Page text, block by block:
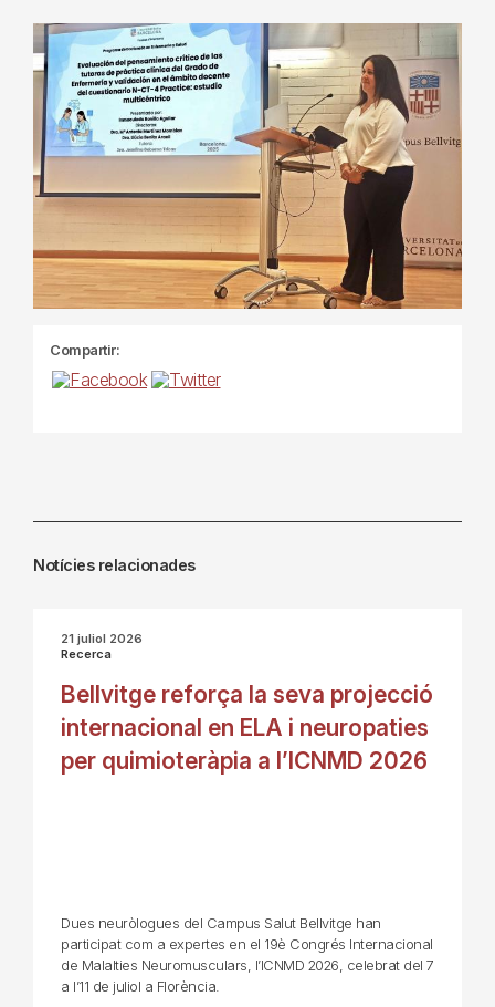
Compartir:
Notícies relacionades
21 juliol 2026
Recerca
Bellvitge reforça la seva projecció
internacional en ELA i neuropaties
per quimioteràpia a l’ICNMD 2026
Dues neuròlogues del Campus Salut Bellvitge han
participat com a expertes en el 19è Congrés Internacional
de Malalties Neuromusculars, l’ICNMD 2026, celebrat del 7
a l’11 de juliol a Florència.